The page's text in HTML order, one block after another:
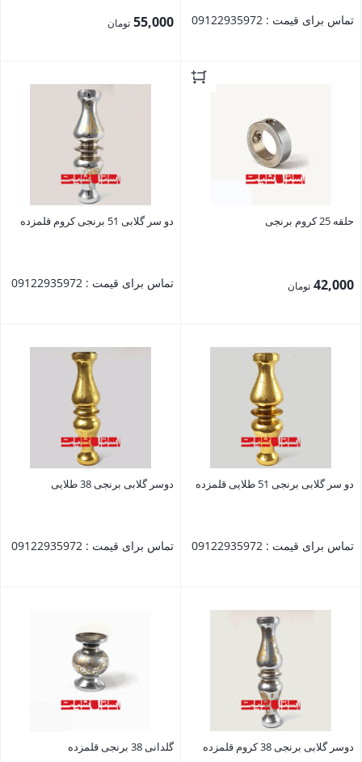
تماس برای قیمت : 09122935972 55,000 تومان
حلقه 25 کروم برنجی
42,000 تومان
دو سر گلابی 51 برنجی کروم قلمزده
تماس برای قیمت : 09122935972
دو سر گلابی برنجی 51 طلایی قلمزده
تماس برای قیمت : 09122935972
دوسر گلابی برنجی 38 طلایی
تماس برای قیمت : 09122935972
دوسر گلابی برنجی 38 کروم قلمزده گلدانی 38 برنجی قلمزده